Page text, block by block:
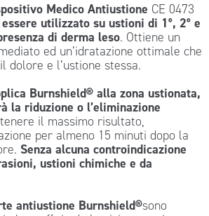
Medico Antiustione CE 0473
utilizzato su ustioni di 1°, 2° e
di derma leso. Ottiene un
ed un’idratazione ottimale che
dolore e l’ustione stessa.
Burnshield® alla zona ustionata,
la riduzione o l’eliminazione
il massimo risultato,
per almeno 15 minuti dopo la
Senza alcuna controindicazione
ustioni chimiche e da
antiustione Burnshield®sono